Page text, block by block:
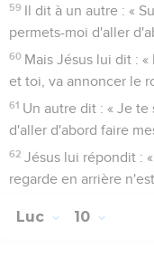
59 Il dit à un autre : «
permets-moi d'aller
60 Mais Jésus lui dit :
et toi, va annoncer le
61 Un autre dit : « Je te
d'aller d'abord faire
62 Jésus lui répondit :
regarde en arrière
Luc 10